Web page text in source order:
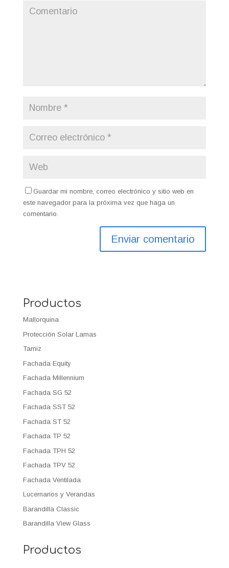
Guardar mi nombre, correo electrónico y sitio web en
este navegador para la próxima vez que haga un
comentario.
Productos
Mallorquina
Protección Solar Lamas
Tamiz
Fachada Equity
Fachada Millennium
Fachada SG 52
Fachada SST 52
Fachada ST 52
Fachada TP 52
Fachada TPH 52
Fachada TPV 52
Fachada Ventilada
Lucernarios y Verandas
Barandilla Classic
Barandilla View Glass
Productos